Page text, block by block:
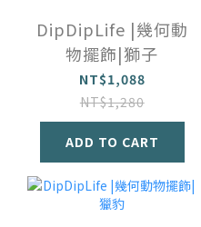
DipDipLife |幾何動
物擺飾|獅子
NT$1,088
NT$1,280
ADD TO CART